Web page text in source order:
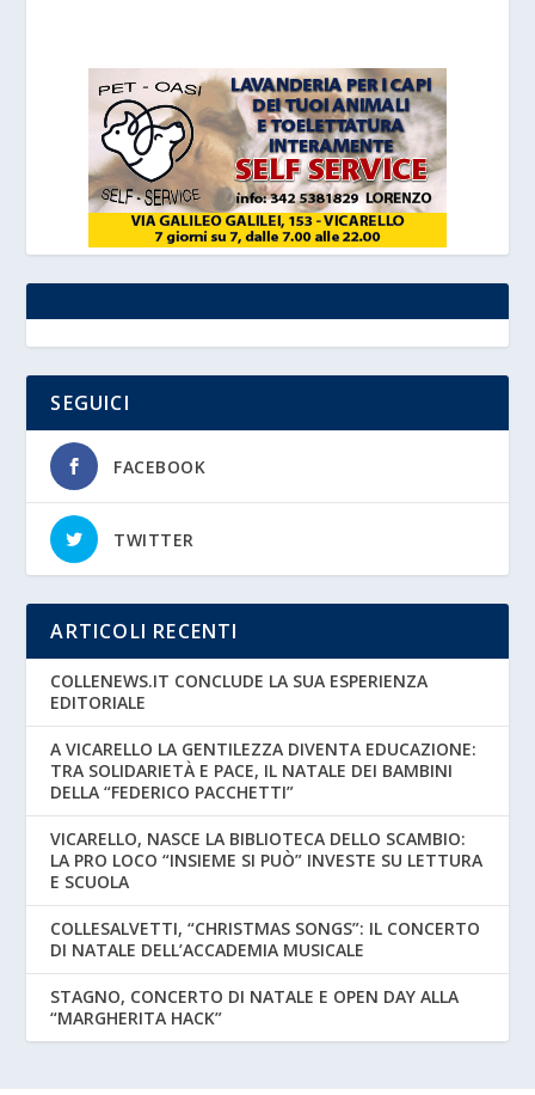
SEGUICI
FACEBOOK
TWITTER
ARTICOLI RECENTI
COLLENEWS.IT CONCLUDE LA SUA ESPERIENZA
EDITORIALE
A VICARELLO LA GENTILEZZA DIVENTA EDUCAZIONE:
TRA SOLIDARIETÀ E PACE, IL NATALE DEI BAMBINI
DELLA “FEDERICO PACCHETTI”
VICARELLO, NASCE LA BIBLIOTECA DELLO SCAMBIO:
LA PRO LOCO “INSIEME SI PUÒ” INVESTE SU LETTURA
E SCUOLA
COLLESALVETTI, “CHRISTMAS SONGS”: IL CONCERTO
DI NATALE DELL’ACCADEMIA MUSICALE
STAGNO, CONCERTO DI NATALE E OPEN DAY ALLA
“MARGHERITA HACK”